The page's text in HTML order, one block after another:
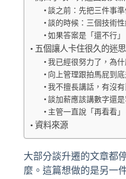
談之前：先把三件事
談的時候：三個技術
如果答案是「還不行」
五個讓人卡住很久的迷思
我已經很努力了，為
向上管理跟拍馬屁到底
我不擅長講話，有沒
談加薪應該講數字還是
主管一直說「再看看
資料來源
大部分談升遷的文章都
麼。這篇想做的是另一